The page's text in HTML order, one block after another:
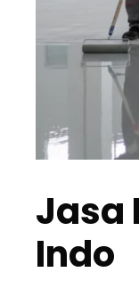
Jasa
Indo